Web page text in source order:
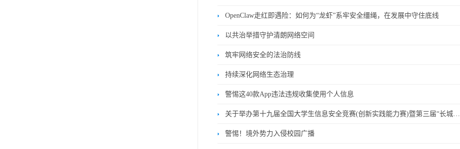
OpenClaw走红即遇险：如何为“龙虾”系牢安全缰绳，在发展中守住底线
以共治举措守护清朗网络空间
筑牢网络安全的法治防线
持续深化网络生态治理
警惕这40款App违法违规收集使用个人信息
关于举办第十九届全国大学生信息安全竞赛(创新实践能力赛)暨第三届“长城…
警惕！境外势力入侵校园广播